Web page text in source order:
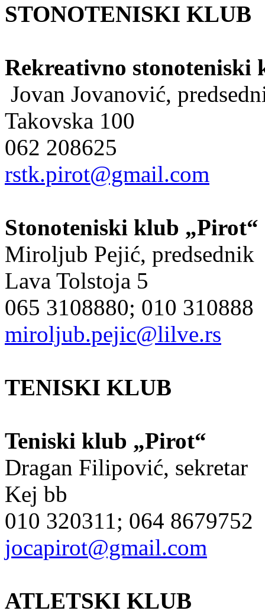
STONOTENISKI KLUB
Rekreativno stonoteniski
Jovan Jovanović,
Takovska 100
062 208625
rstk.pirot@gmail.com
Stonoteniski klub „Pirot“
Miroljub Pejić, predsednik
Lava Tolstoja 5
065 3108880; 010 310888
miroljub.pejic@lilve.rs
TENISKI KLUB
Teniski klub „Pirot“
Dragan Filipović, sekretar
Kej bb
010 320311; 064 8679752
jocapirot@gmail.com
ATLETSKI KLUB